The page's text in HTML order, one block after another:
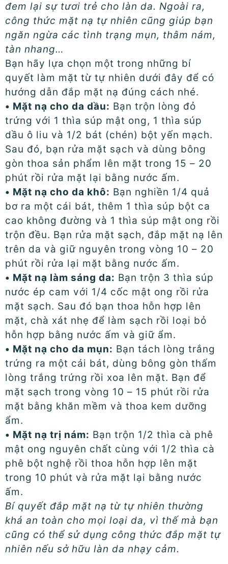
đem lại sự tươi trẻ cho làn da. Ngoài ra,
công thức mặt nạ tự nhiên cũng giúp bạn
ngăn ngừa các tình trạng mụn, thâm nám,
tàn nhang…
Bạn hãy lựa chọn một trong những bí
quyết làm mặt từ tự nhiên dưới đây để có
hướng dẫn đắp mặt nạ đúng cách nhé.
• Mặt nạ cho da dầu: Bạn trộn lòng đỏ
trứng với 1 thìa súp mật ong, 1 thìa súp
dầu ô liu và 1/2 bát (chén) bột yến mạch.
Sau đó, bạn rửa mặt sạch và dùng bông
gòn thoa sản phẩm lên mặt trong 15 – 20
phút rồi rửa mặt lại bằng nước ấm.
• Mặt nạ cho da khô: Bạn nghiền 1/4 quả
bơ ra một cái bát, thêm 1 thìa súp bột ca
cao không đường và 1 thìa súp mật ong rồi
trộn đều. Bạn rửa mặt sạch, đắp mặt nạ lên
trên da và giữ nguyên trong vòng 10 – 20
phút rồi rửa lại mặt bằng nước ấm.
• Mặt nạ làm sáng da: Bạn trộn 3 thìa súp
nước ép cam với 1/4 cốc mật ong rồi rửa
mặt sạch. Sau đó bạn thoa hỗn hợp lên
mặt, chà xát nhẹ để làm sạch rồi loại bỏ
hỗn hợp bằng nước ấm và giữ ẩm.
• Mặt nạ cho da mụn: Bạn tách lòng trắng
trứng ra một cái bát, dùng bông gòn thấm
lòng trắng trứng rồi xoa lên mặt. Bạn để
mặt sạch trong vòng 10 – 15 phút rồi rửa
mặt bằng khăn mềm và thoa kem dưỡng
ẩm.
• Mặt nạ trị nám: Bạn trộn 1/2 thìa cà phê
mật ong nguyên chất cùng với 1/2 thìa cà
phê bột nghệ rồi thoa hỗn hợp lên mặt
trong 10 phút và rửa mặt lại bằng nước
ấm.
Bí quyết đắp mặt nạ từ tự nhiên thường
khá an toàn cho mọi loại da, vì thế mà bạn
cũng có thể sử dụng công thức đắp mặt tự
nhiên nếu sở hữu làn da nhạy cảm.